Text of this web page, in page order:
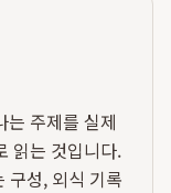
는 주제를 실제
읽는 것입니다.
구성, 외식 기록